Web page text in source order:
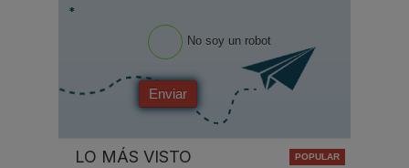
*
No soy un robot
Enviar
LO MÁS VISTO